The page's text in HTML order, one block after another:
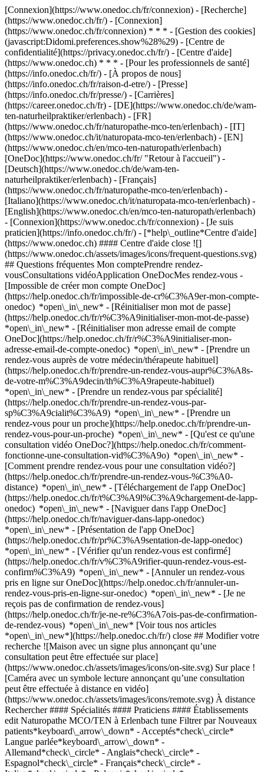
[Connexion](https://www.onedoc.ch/fr/connexion) - [Recherche]
(https://www.onedoc.ch/fr/) - [Connexion]
(https://www.onedoc.ch/fr/connexion) * * * - [Gestion des cookies]
(javascript:Didomi.preferences.show%28%29) - [Centre de
confidentialité](https://privacy.onedoc.ch/fr/) - [Centre d'aide]
(https://www.onedoc.ch) * * * - [Pour les professionnels de santé]
(https://info.onedoc.ch/fr/) - [À propos de nous]
(https://info.onedoc.ch/fr/raison-d-etre/) - [Presse]
(https://info.onedoc.ch/fr/presse/) - [Carrières]
(https://career.onedoc.ch/fr) - [DE](https://www.onedoc.ch/de/wam-
ten-naturheilpraktiker/erlenbach) - [FR]
(https://www.onedoc.ch/fr/naturopathe-mco-ten/erlenbach) - [IT]
(https://www.onedoc.ch/it/naturopata-mco-ten/erlenbach) - [EN]
(https://www.onedoc.ch/en/mco-ten-naturopath/erlenbach)
[OneDoc](https://www.onedoc.ch/fr/ "Retour à l'accueil") -
[Deutsch](https://www.onedoc.ch/de/wam-ten-
naturheilpraktiker/erlenbach) - [Français]
(https://www.onedoc.ch/fr/naturopathe-mco-ten/erlenbach) -
[Italiano](https://www.onedoc.ch/it/naturopata-mco-ten/erlenbach) -
[English](https://www.onedoc.ch/en/mco-ten-naturopath/erlenbach)
- [Connexion](https://www.onedoc.ch/fr/connexion) - [Je suis
praticien](https://info.onedoc.ch/fr/) - [*help\_outline*Centre d'aide]
(https://www.onedoc.ch) #### Centre d'aide close ![]
(https://www.onedoc.ch/assets/images/icons/frequent-questions.svg)
## Questions fréquentes Mon comptePrendre rendez-
vousConsultations vidéoApplication OneDocMes rendez-vous -
[Impossible de créer mon compte OneDoc]
(https://help.onedoc.ch/fr/impossible-de-cr%C3%A9er-mon-compte-
onedoc) *open\_in\_new* - [Réinitialiser mon mot de passe]
(https://help.onedoc.ch/fr/r%C3%A9initialiser-mon-mot-de-passe)
*open\_in\_new* - [Réinitialiser mon adresse email de compte
OneDoc](https://help.onedoc.ch/fr/r%C3%A9initialiser-mon-
adresse-email-de-compte-onedoc) *open\_in\_new* - [Prendre un
rendez-vous auprès de votre médecin/thérapeute habituel]
(https://help.onedoc.ch/fr/prendre-un-rendez-vous-aupr%C3%A8s-
de-votre-m%C3%A9decin/th%C3%A9rapeute-habituel)
*open\_in\_new* - [Prendre un rendez-vous par spécialité]
(https://help.onedoc.ch/fr/prendre-un-rendez-vous-par-
sp%C3%A9cialit%C3%A9) *open\_in\_new* - [Prendre un
rendez-vous pour un proche](https://help.onedoc.ch/fr/prendre-un-
rendez-vous-pour-un-proche) *open\_in\_new* - [Qu'est ce qu'une
consultation vidéo OneDoc?](https://help.onedoc.ch/fr/comment-
fonctionne-une-consultation-vid%C3%A9o) *open\_in\_new* -
[Comment prendre rendez-vous pour une consultation vidéo?]
(https://help.onedoc.ch/fr/prendre-un-rendez-vous-%C3%A0-
distance) *open\_in\_new* - [Téléchargement de l'app OneDoc]
(https://help.onedoc.ch/fr/t%C3%A9l%C3%A9chargement-de-lapp-
onedoc) *open\_in\_new* - [Naviguer dans l'app OneDoc]
(https://help.onedoc.ch/fr/naviguer-dans-lapp-onedoc)
*open\_in\_new* - [Présentation de l'app OneDoc]
(https://help.onedoc.ch/fr/pr%C3%A9sentation-de-lapp-onedoc)
*open\_in\_new* - [Vérifier qu'un rendez-vous est confirmé](https://help.onedoc.ch/fr/v%C3%A9rifier-quun-rendez-vous-est-confirm%C3%A9) *open\_in\_new* - [Annuler un rendez-vous pris en ligne sur OneDoc](https://help.onedoc.ch/fr/annuler-un-rendez-vous-pris-en-ligne-sur-onedoc) *open\_in\_new* - [Je ne reçois pas de confirmation de rendez-vous](https://help.onedoc.ch/fr/je-ne-re%C3%A7ois-pas-de-confirmation-de-rendez-vous) *open\_in\_new* [Voir tous nos articles *open\_in\_new*](https://help.onedoc.ch/fr/) close ## Modifier votre recherche ![Maison avec un signe plus annonçant qu’une consultation peut être effectuée sur place](https://www.onedoc.ch/assets/images/icons/on-site.svg) Sur place ![Caméra avec un symbole lecture annonçant qu’une consultation peut être effectuée à distance en vidéo](https://www.onedoc.ch/assets/images/icons/remote.svg) À distance Rechercher #### Spécialités #### Praticiens #### Établissements edit Naturopathe MCO/TEN à Erlenbach tune Filtrer par Nouveaux patients*keyboard\_arrow\_down* - Acceptés*check\_circle* Langue parlée*keyboard\_arrow\_down* - Allemand*check\_circle* - Anglais*check\_circle* - Espagnol*check\_circle* - Français*check\_circle* - Italien*check\_circle* - Polonais*check\_circle* - Portugais*check\_circle* - Romanche*check\_circle* - Tchèque*check\_circle* Sexe*keyboard\_arrow\_down* - Femme*check\_circle* - Homme*check\_circle* Réseau*keyboard\_arrow\_down* - ASCA*check\_circle* - RME*check\_circle* - NVS*check\_circle* Disponibilité*keyboard\_arrow\_down* - Disponible aujourdhui*check\_circle* - Dans les 3 prochains jours*check\_circle* - Dans les 7 prochains jours*check\_circle* - Dans les 14 prochains jours*check\_circle* # __Naturopathe MCO/TEN__ à __Erlenbach__: prenez rendez-vous en ligne aujourd'hui ## 1 résultat à Erlenbach [![Mme Cristiane Cardoso Schneider, thérapeute en nutrition MCO à Erlenbach](https://assets.onedoc.ch/images/users/280cc5f5f64bbf08fe36497eda4bd9c47c96ee151daf2777837c53588fb2a9c2-small.jpg "Mme Cristiane Cardoso Schneider, thérapeute en nutrition MCO à Erlenbach")](https://www.onedoc.ch/fr/therapeute-en-nutrition-mco/erlenbach/pc0ti/cristiane-cardoso-schneider) ### [Mme Cristiane Cardoso Schneider](https://www.onedoc.ch/fr/therapeute-en-nutrition-mco/erlenbach/pc0ti/cristiane-cardoso-schneider) ![Badge indiquant un profil vérifié](https://www.onedoc.ch/assets/images/icons/checkmark.svg) [Thérapeute en nutrition MCO](https://www.onedoc.ch/fr/therapeute-en-nutrition-mco/erlenbach), Naturopathe MCO/TEN Praxis Zürisee & Health for Beauty Erlenbach Zollerstrasse 25 8703 Erlenbach ![Mme Cristiane Cardoso Schneider est affiliée au réseau ASCA](https://assets.onedoc.ch/images/networks/logos/496d325fd4282f2f0a46197dd629fd16fcd2d324839e441a2a65aaa74df08a15-small.png)![Mme Cristiane Cardoso Schneider est affiliée au réseau RME](https://assets.onedoc.ch/images/networks/logos/a202aabd14cdddb5ff03205af2481fb805645ff903773c55a6c572d22f23762e-small.png)![Mme Cristiane Cardoso Schneider est affiliée au réseau NVS](https://assets.onedoc.ch/images/networks/logos/9a2241fd4e36c4b6fa68d6b2b5a7d8e03f1311a3e91f86936a143e15035d5cb6-small.png) ![Icône patient avec un signe plus annonçant que le professionnel accepte de nouveaux patients](https://www.onedoc.ch/assets/images/icons/new-patients.svg)Accepte les nouveaux patients [Réserver un RDV](https://www.onedoc.ch/fr/therapeute-en-nutrition-mco/erlenbach/pc0ti/cristiane-cardoso-schneider) Expertises:[Diabète](https://www.onedoc.ch/fr/diabete/erlenbach), [Troubles du comportement alimentaire](https://www.onedoc.ch/fr/troubles-du-comportement-alimentaire/erlenbach), [Céphalée et migraine](https://www.onedoc.ch/fr/cephalee-et-migraine/erlenbach), [Burn out](https://www.onedoc.ch/fr/burn-out/erlenbach), [Conseil conjugal et familial](https://www.onedoc.ch/fr/conseil-conjugal-et-familial/erlenbach), [Dermapen](https://www.onedoc.ch/fr/dermapen/erlenbach), [Traitement anti-rides](https://www.onedoc.ch/fr/traitement-anti-rides/erlenbach), [Microneedling](https://www.onedoc.ch/fr/microneedling/erlenbach), [Radiofréquence](https://www.onedoc.ch/fr/radiofrequence/erlenbach), [Hydrafacial](https://www.onedoc.ch/fr/hydrafacial/erlenbach), [Traitement des taches pigmentaires](https://www.onedoc.ch/fr/traitement-des-taches-pigmentaires/erlenbach), [Peeling](https://www.onedoc.ch/fr/peeling/erlenbach), [Photomodulation | LED](https://www.onedoc.ch/fr/photomodulation-led/erlenbach), [Traitement des cicatrices](https://www.onedoc.ch/fr/traitement-des-cicatrices/erlenbach), [Microdermabrasion](https://www.onedoc.ch/fr/microdermabrasion/erlenbach), [Cryolipolyse](https://www.onedoc.ch/fr/cryolipolyse/erlenbach), [Épilation laser](https://www.onedoc.ch/fr/epilation-laser/erlenbach)Voir plus *chevron\_left* lun. 03 août *chevron\_right* Voir plus de rendez-vous *error\_outline* Une erreur s'est produite lors du chargement des disponibilités [Réessayer](https://www.onedoc.ch) Expertises:[Diabète](https://www.onedoc.ch/fr/diabete/erlenbach), [Troubles du comportement alimentaire](https://www.onedoc.ch/fr/troubles-du-comportement-alimentaire/erlenbach), [Céphalée et migraine](https://www.onedoc.ch/fr/cephalee-et-migraine/erlenbach), [Burn out](https://www.onedoc.ch/fr/burn-out/erlenbach), [Conseil conjugal et familial](https://www.onedoc.ch/fr/conseil-conjugal-et-familial/erlenbach), [Dermapen](https://www.onedoc.ch/fr/dermapen/erlenbach), [Traitement anti-rides](https://www.onedoc.ch/fr/traitement-anti-rides/erlenbach), [Microneedling](https://www.onedoc.ch/fr/microneedling/erlenbach), [Radiofréquence](https://www.onedoc.ch/fr/radiofrequence/erlenbach), [Hydrafacial](https://www.onedoc.ch/fr/hydrafacial/erlenbach), [Traitement des taches pigmentaires](https://www.onedoc.ch/fr/traitement-des-taches-pigmentaires/erlenbach), [Peeling](https://www.onedoc.ch/fr/peeling/erlenbach), [Photomodulation | LED](https://www.onedoc.ch/fr/photomodulation-led/erlenbach), [Traitement des cicatrices](https://www.onedoc.ch/fr/traitement-des-cicatrices/erlenbach), [Microdermabrasion](https://www.onedoc.ch/fr/microdermabrasion/erlenbach), [Cryolipolyse](https://www.onedoc.ch/fr/cryolipolyse/erlenbach), [Épilation laser](https://www.onedoc.ch/fr/epilation-laser/erlenbach)Voir plus ## __Naturopathes MCO/TEN__: d'autres spécialistes sont réservables en ligne dans les environs de __Erlenbach__ [![Mme Michèle Allemann, masseuse classique à Küsnacht](https://assets.onedoc.ch/images/users/5c40a637fa2276b09e37773fcaaaf93bd0c931bfac2a5d8e0abed509b7dff8d5-small.png "Mme Michèle Allemann, masseuse classique à Küsnacht")](https://www.onedoc.ch/fr/masseuse-classique/kusnacht/pcgoy/michele-allemann) ### [Mme Michèle Allemann](https://www.onedoc.ch/fr/masseuse-classique/kusnacht/pcgoy/michele-allemann) ![Badge indiquant un profil vérifié](https://www.onedoc.ch/assets/images/icons/checkmark.svg) [Masseuse classique](https://www.onedoc.ch/fr/masseur-classique/kusnacht), [Naturopathe MCO/TEN](https://www.onedoc.ch/fr/naturopathe-mco-ten/kusnacht) [Origin-Massage Küsnacht/Betula](https://www.onedoc.ch/fr/cabinet-paramedical/kusnacht/e5dk/origin-massage-kusnacht-betula) Alte Landstrasse 145 8700 Küsnacht ![Mme Michèle Allemann est affiliée au réseau RME](https://assets.onedoc.ch/images/networks/logos/a202aabd14cdddb5ff03205af2481fb805645ff903773c55a6c572d22f23762e-small.png) ![Icône patient avec un signe plus annonçant que le professionnel accepte de nouveaux patients](https://www.onedoc.ch/assets/images/icons/new-patients.svg)Accepte les nouveaux patients [Réserver un RDV](https://www.onedoc.ch/fr/masseuse-classique/kusnacht/pcgoy/michele-allemann) *chevron\_left* lun. 03 août *chevron\_right* Voir plus de rendez-vous *error\_outline* Une erreur s'est produite lors du chargement des disponibilités [Réessayer](https://www.onedoc.ch) [![Mme Christine Gerber Coninx, masseuse classique à Küsnacht](https://assets.onedoc.ch/images/users/82638fbf0629c70b437643577042583ede691bad92d312614685b33e95830d6c-small.jpg "Mme Christine Gerber Coninx, masseuse classique à Küsnacht")](https://www.onedoc.ch/fr/masseuse-classique/kusnacht/pcgoz/christine-gerber-coninx) ### [Mme Christine Gerber Coninx](https://www.onedoc.ch/fr/masseuse-classique/kusnacht/pcgoz/christine-gerber-coninx) ![Badge indiquant un profil vérifié](https://www.onedoc.ch/assets/images/icons/checkmark.svg) [Masseuse classique](https://www.onedoc.ch/fr/masseur-classique/kusnacht), [Naturopathe MCO/TEN](https://www.onedoc.ch/fr/naturopathe-mco-ten/kusnacht) [Origin-Massage Küsnacht/Betula](https://www.onedoc.ch/fr/cabinet-paramedical/kusnacht/e5dk/origin-massage-kusnacht-betula) Alte Landstrasse 145 8700 Küsnacht ![Mme Christine Gerber Coninx est affiliée au réseau RME](https://assets.onedoc.ch/images/networks/logos/a202aabd14cdddb5ff03205af2481fb805645ff903773c55a6c572d22f23762e-small.png) ![Icône patient avec un signe plus annonçant que le professionnel accepte de nouveaux patients](https://www.onedoc.ch/assets/images/icons/new-patients.svg)Accepte les nouveaux patients [Réserver un RDV](https://www.onedoc.ch/fr/masseuse-classique/kusnacht/pcgoz/christine-gerber-coninx) *chevron\_left* lun. 03 août *chevron\_right* Voir plus de rendez-vous *error\_outline* Une erreur s'est produite lors du chargement des disponibilités [Réessayer](https://www.onedoc.ch) [![Mme Louine Welter, masseuse classique à Zurich](https://assets.onedoc.ch/images/users/fdfae8f732e63e3e5b18af735903a79e403761e733f99e4ddeb0be8a07bce5af-small.jpg "Mme Louine Welter, masseuse classique à Zurich")](https://www.onedoc.ch/fr/masseuse-classique/zurich/pc4fz/louine-welter) ### [Mme Louine Welter](https://www.onedoc.ch/fr/masseuse-classique/zurich/pc4fz/louine-welter) ![Badge indiquant un profil vérifié](https://www.onedoc.ch/assets/images/icons/checkmark.svg) [Masseuse classique](https://www.onedoc.ch/fr/masseur-classique/zurich), [Naturopathe MCO/TEN](https://www.onedoc.ch/fr/naturo